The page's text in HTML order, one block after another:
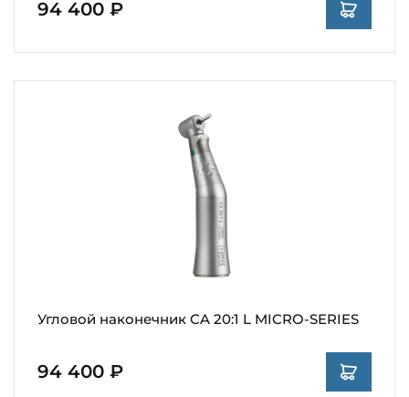
94 400 ₽
Угловой наконечник CA 20:1 L MICRO-SERIES
94 400 ₽